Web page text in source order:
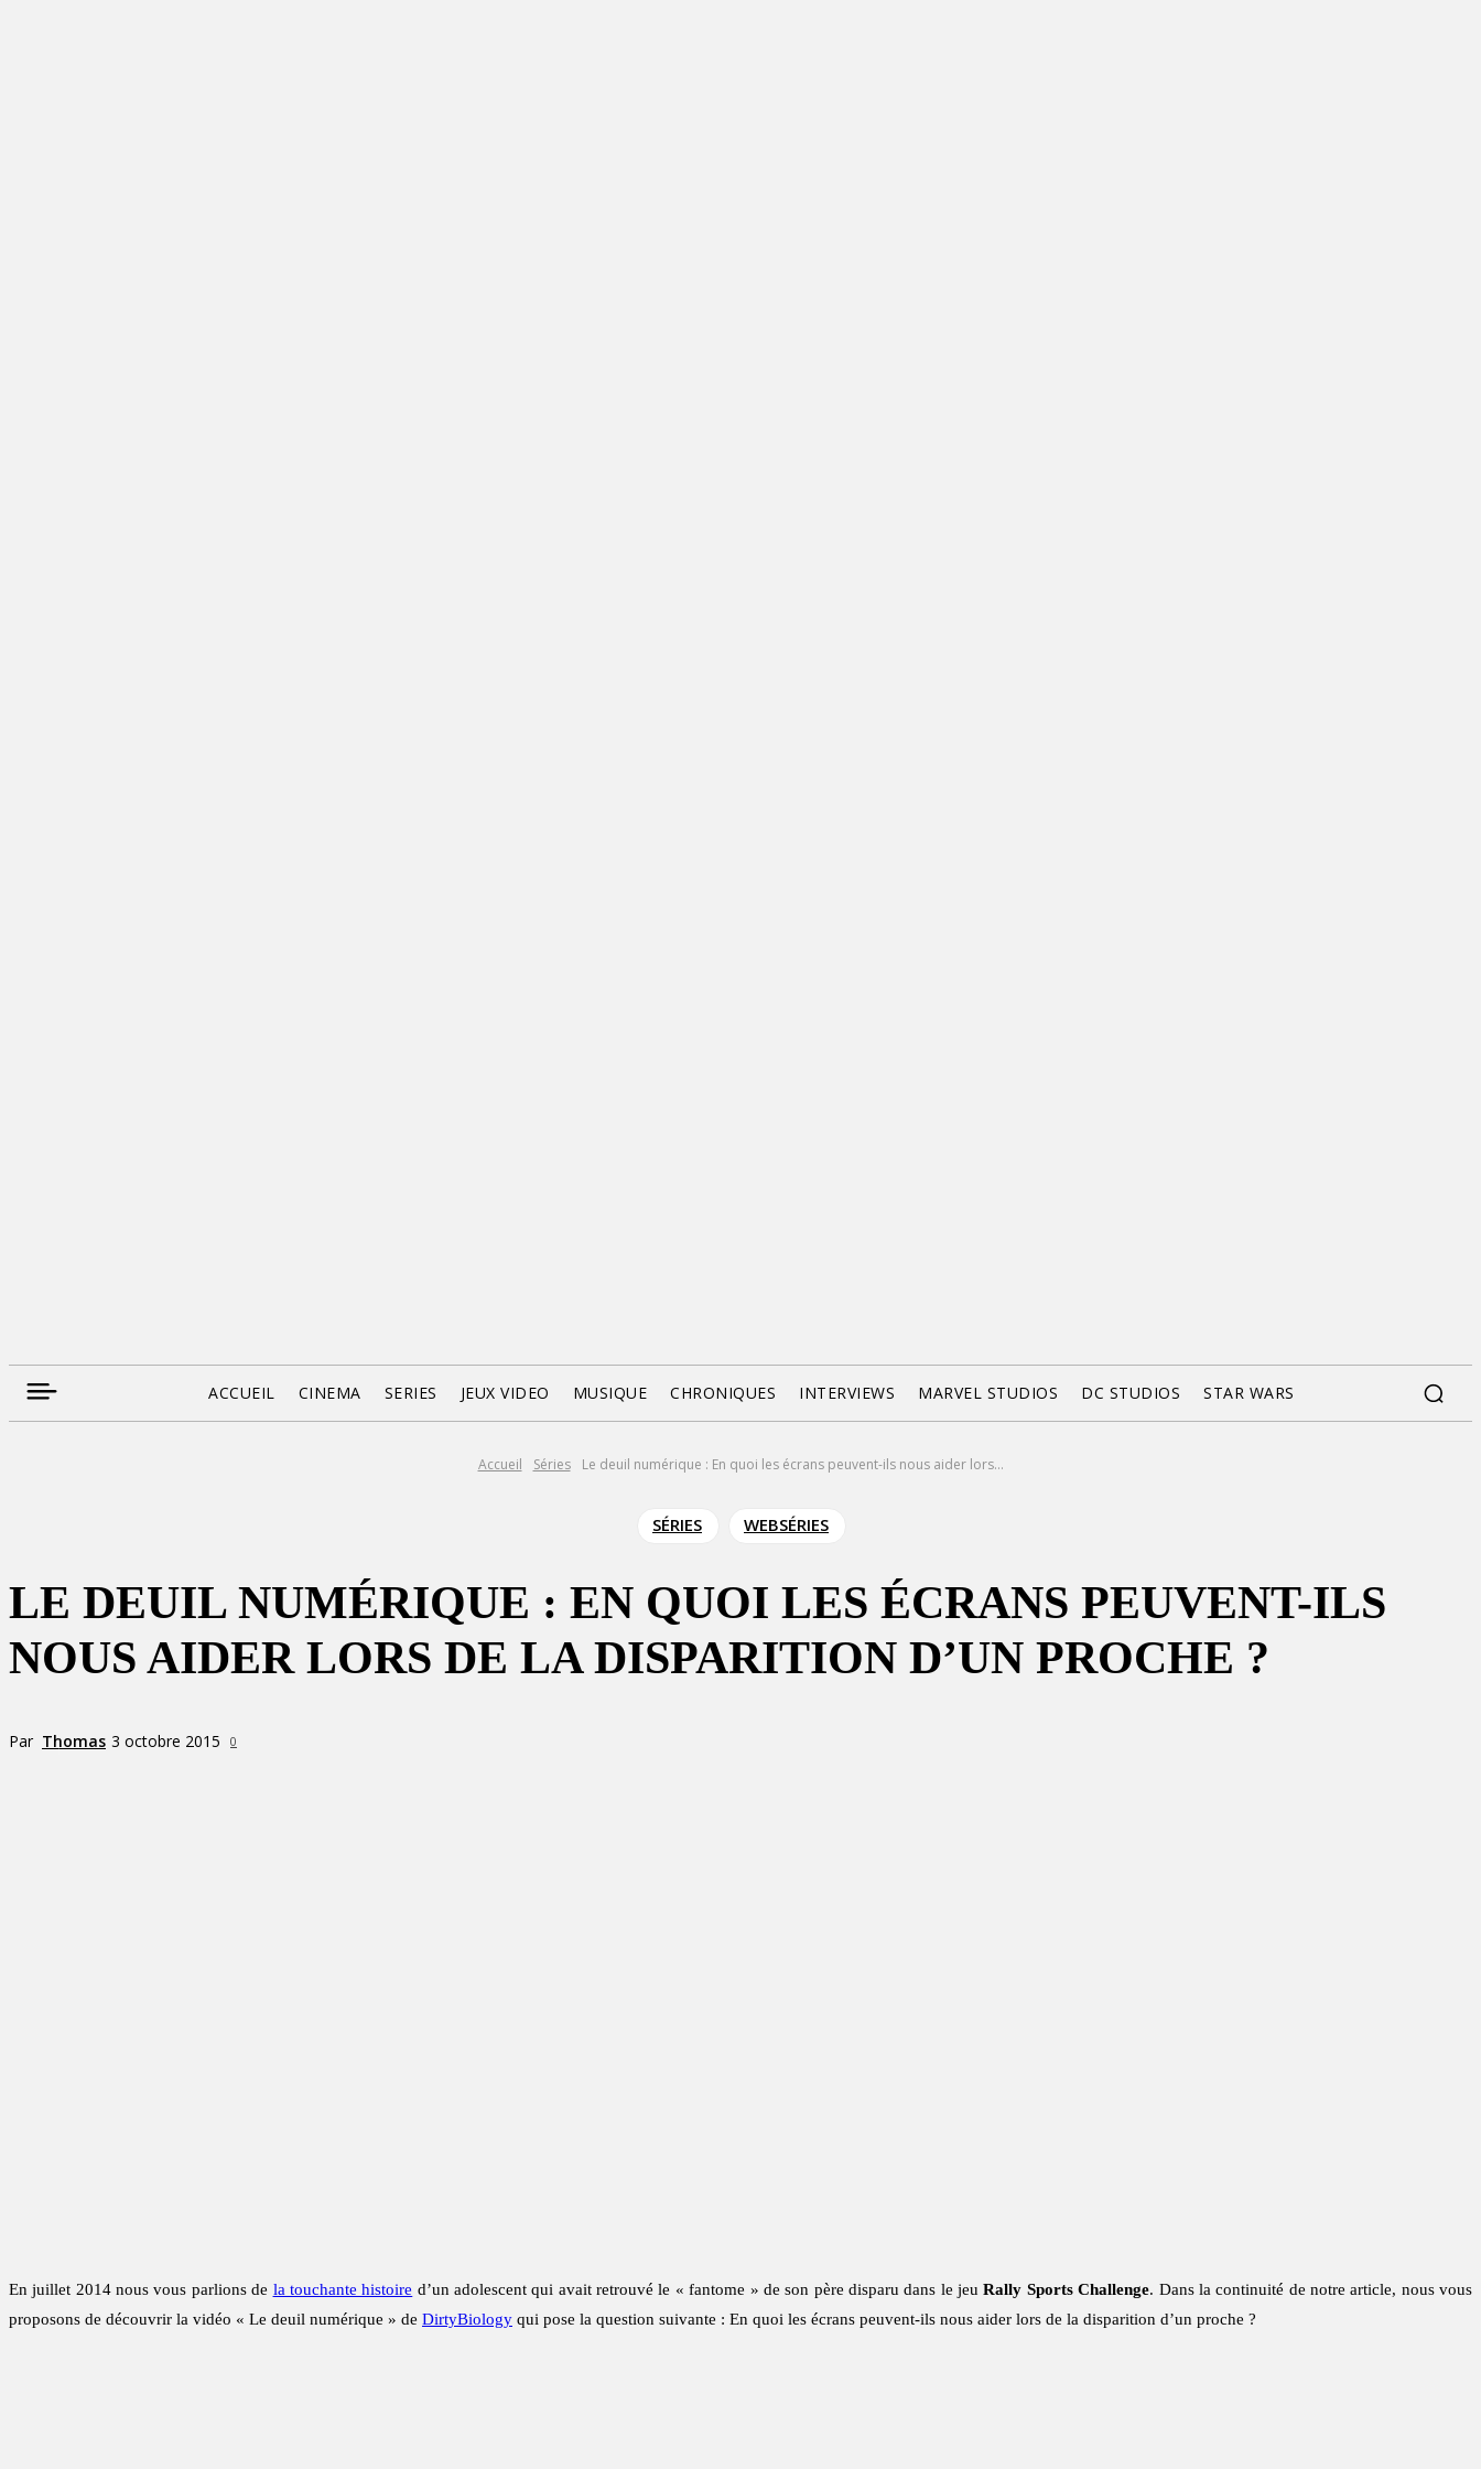
ACCUEIL CINEMA SERIES JEUX VIDEO MUSIQUE CHRONIQUES INTERVIEWS MARVEL STUDIOS DC STUDIOS STAR WARS
Accueil Séries Le deuil numérique : En quoi les écrans peuvent-ils nous aider lors...
SÉRIES WEBSÉRIES
LE DEUIL NUMÉRIQUE : EN QUOI LES ÉCRANS PEUVENT-ILS
NOUS AIDER LORS DE LA DISPARITION D’UN PROCHE ?
Par Thomas 3 octobre 2015 0
En juillet 2014 nous vous parlions de la touchante histoire d’un adolescent qui avait retrouvé le « fantome » de son père disparu dans le jeuRally Sports Challenge. Dans la continuité de notre article, nous vous
proposons de découvrir la vidéo « Le deuil numérique » de DirtyBiology qui pose la question suivante : En quoi les écrans peuvent-ils nous aider lors de la disparition d’un proche ?